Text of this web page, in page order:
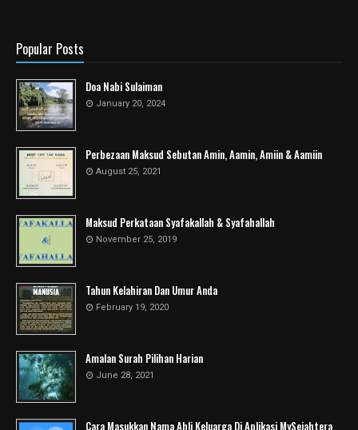
Popular Posts
Doa Nabi Sulaiman
January 20, 2024
Perbezaan Maksud Sebutan Amin, Aamin, Amiin & Aamiin
August 25, 2021
Maksud Perkataan Syafakallah & Syafahallah
November 25, 2019
Tahun Kelahiran Dan Umur Anda
February 19, 2020
Amalan Surah Pilihan Harian
June 28, 2021
Cara Masukkan Nama Ahli Keluarga Di Aplikasi MySejahtera